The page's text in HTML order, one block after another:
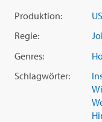
Produktion:
Regie:
Genres:
Schlagwörter: